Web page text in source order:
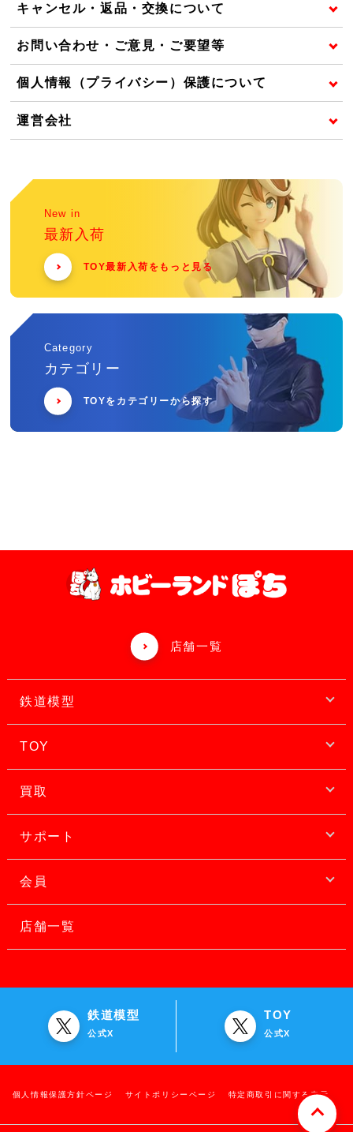
キャンセル・返品・交換について
お問い合わせ・ご意見・ご要望等
個人情報（プライバシー）保護について
運営会社
New in
最新入荷
TOY最新入荷をもっと見る
Category
カテゴリー
TOYをカテゴリーから探す
店舗一覧
鉄道模型
TOY
買取
サポート
会員
店舗一覧
鉄道模型
公式X
TOY
公式X
個人情報保護方針ページ サイトポリシーページ 特定商取引に関する表示